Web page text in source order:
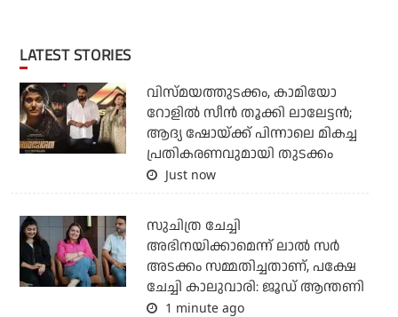
LATEST STORIES
വിസ്മയത്തുടക്കം, കാമിയോ
റോളില്‍ സീന്‍ തൂക്കി ലാലേട്ടന്‍;
ആദ്യ ഷോയ്ക്ക് പിന്നാലെ മികച്ച
പ്രതികരണവുമായി തുടക്കം
Just now
സുചിത്ര ചേച്ചി
അഭിനയിക്കാമെന്ന് ലാല്‍ സര്‍
അടക്കം സമ്മതിച്ചതാണ്, പക്ഷേ
ചേച്ചി കാലുവാരി: ജൂഡ് ആന്തണി
1 minute ago